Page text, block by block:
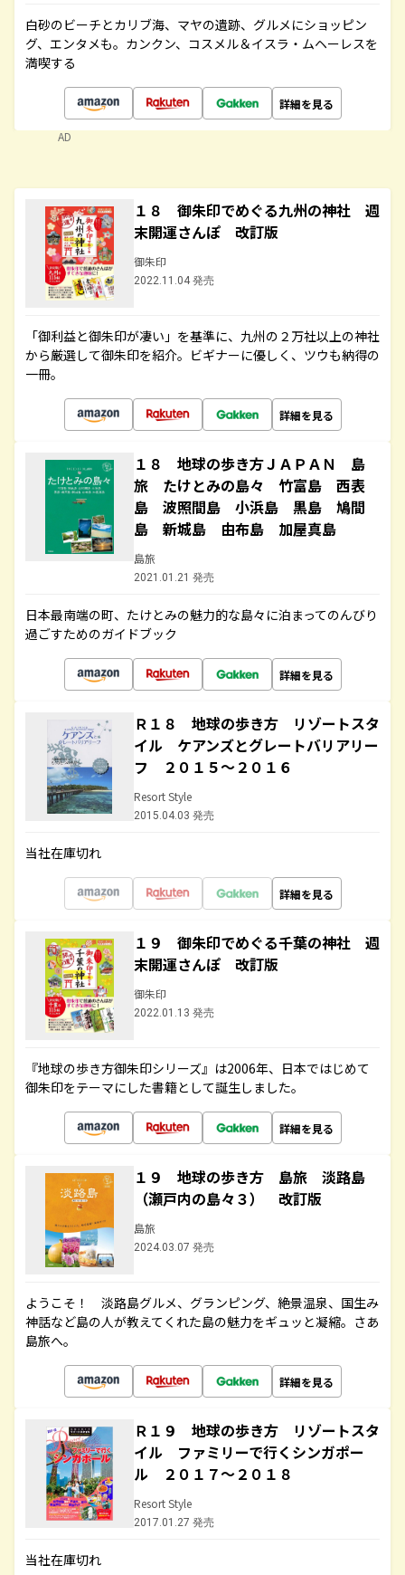
白砂のビーチとカリブ海、マヤの遺跡、グルメにショッピン
グ、エンタメも。カンクン、コスメル＆イスラ・ムヘーレスを
満喫する
詳細を見る
AD
１８ 御朱印でめぐる九州の神社 週
末開運さんぽ 改訂版
御朱印
2022.11.04 発売
「御利益と御朱印が凄い」を基準に、九州の２万社以上の神社
から厳選して御朱印を紹介。ビギナーに優しく、ツウも納得の
一冊。
詳細を見る
１８ 地球の歩き方ＪＡＰＡＮ 島
旅 たけとみの島々 竹富島 西表
島 波照間島 小浜島 黒島 鳩間
島 新城島 由布島 加屋真島
島旅
2021.01.21 発売
日本最南端の町、たけとみの魅力的な島々に泊まってのんびり
過ごすためのガイドブック
詳細を見る
Ｒ１８ 地球の歩き方 リゾートスタ
イル ケアンズとグレートバリアリー
フ ２０１５～２０１６
Resort Style
2015.04.03 発売
当社在庫切れ
詳細を見る
１９ 御朱印でめぐる千葉の神社 週
末開運さんぽ 改訂版
御朱印
2022.01.13 発売
『地球の歩き方御朱印シリーズ』は2006年、日本ではじめて
御朱印をテーマにした書籍として誕生しました。
詳細を見る
１９ 地球の歩き方 島旅 淡路島
（瀬戸内の島々３） 改訂版
島旅
2024.03.07 発売
ようこそ！ 淡路島グルメ、グランピング、絶景温泉、国生み
神話など島の人が教えてくれた島の魅力をギュッと凝縮。さあ
島旅へ。
詳細を見る
Ｒ１９ 地球の歩き方 リゾートスタ
イル ファミリーで行くシンガポー
ル ２０１７～２０１８
Resort Style
2017.01.27 発売
当社在庫切れ